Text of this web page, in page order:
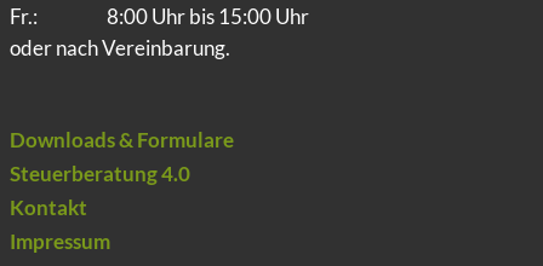
Fr.:
8:00 Uhr bis 15:00 Uhr
oder nach Vereinbarung.
Downloads & Formulare
Steuerberatung 4.0
Kontakt
Impressum